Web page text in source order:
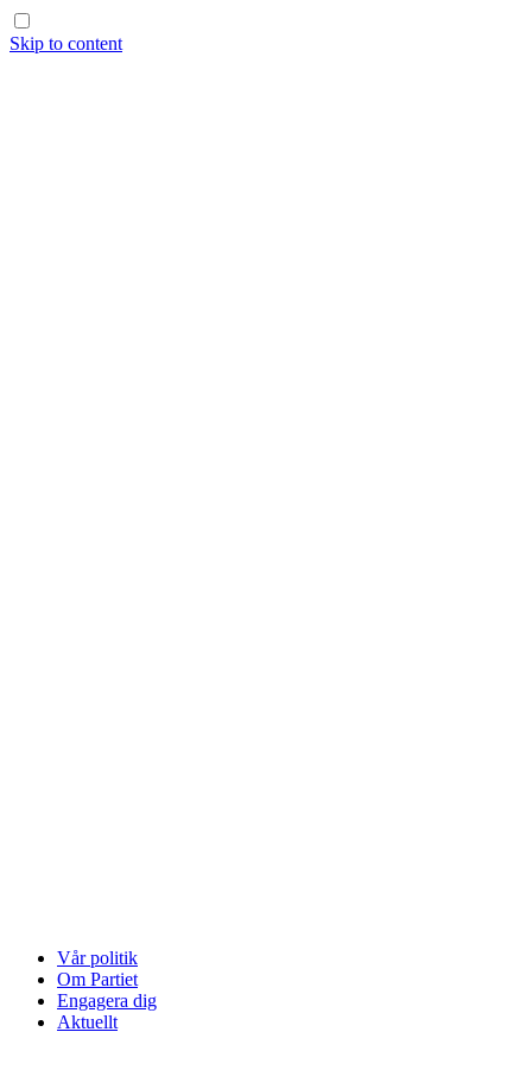
Skip to content
Vår politik
Om Partiet
Engagera dig
Aktuellt